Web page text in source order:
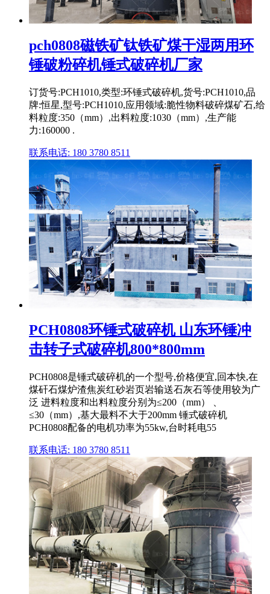
pch0808磁铁矿钛铁矿煤干湿两用环
锤破粉碎机锤式破碎机厂家
订货号:PCH1010,类型:环锤式破碎机,货号:PCH1010,品
牌:恒星,型号:PCH1010,应用领域:脆性物料破碎煤矿石,给
料粒度:350（mm）,出料粒度:1030（mm）,生产能
力:160000 .
联系电话: 180 3780 8511
PCH0808环锤式破碎机 山东环锤冲
击转子式破碎机800*800mm
PCH0808是锤式破碎机的一个型号,价格便宜,回本快,在
煤矸石煤炉渣焦炭红砂岩页岩输送石灰石等使用较为广
泛 进料粒度和出料粒度分别为≤200（mm） 、
≤30（mm）,基大最料不大于200mm 锤式破碎机
PCH0808配备的电机功率为55kw,台时耗电55
联系电话: 180 3780 8511